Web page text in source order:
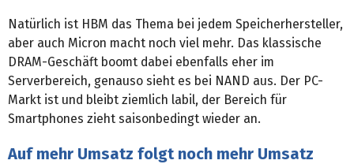
Natürlich ist HBM das Thema bei jedem Speicherhersteller,
aber auch Micron macht noch viel mehr. Das klassische
DRAM-Geschäft boomt dabei ebenfalls eher im
Serverbereich, genauso sieht es bei NAND aus. Der PC-
Markt ist und bleibt ziemlich labil, der Bereich für
Smartphones zieht saisonbedingt wieder an.
Auf mehr Umsatz folgt noch mehr Umsatz